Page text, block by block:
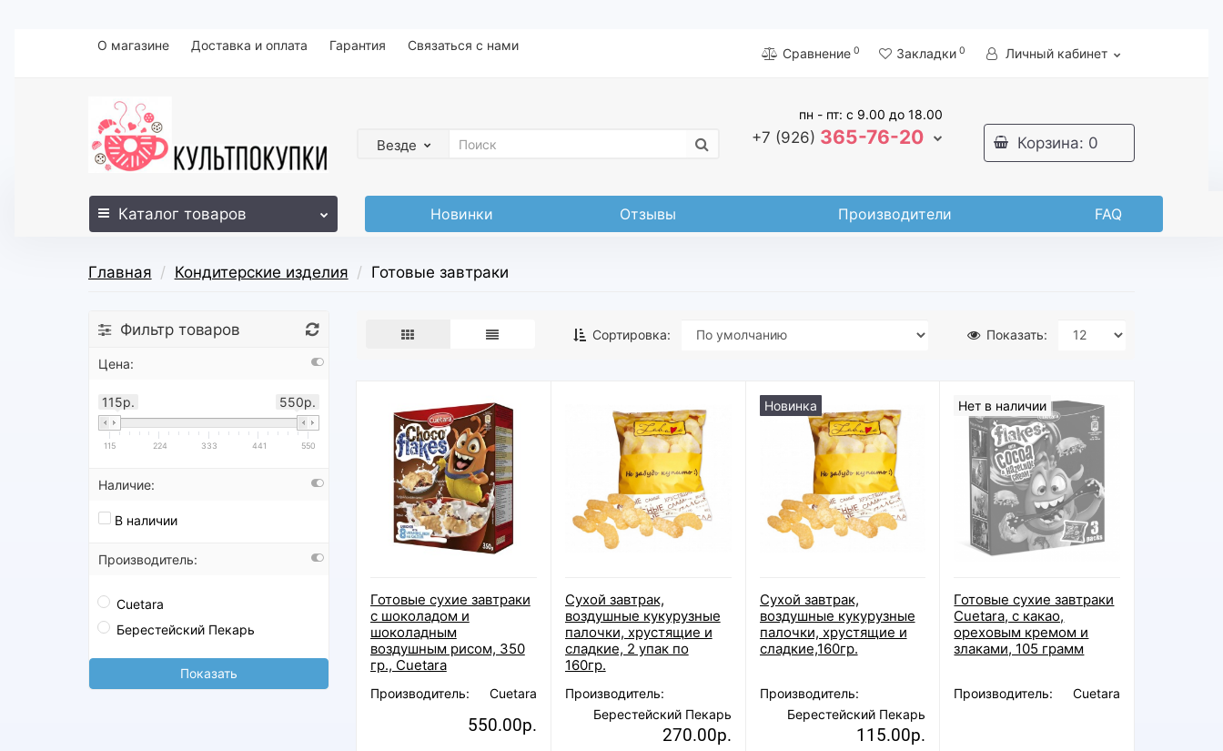
О магазине Доставка и оплата Гарантия Связаться с нами
Сравнение 0 Закладки 0 Личный кабинет
Везде
пн - пт: с 9.00 до 18.00
+7 (926) 365-76-20 Корзина: 0
Каталог товаров Новинки Отзывы Производители FAQ
Главная Кондитерские изделия Готовые завтраки
Фильтр товаров
Цена:
115р. 550р.
115 224 333 441 550
Наличие:
В наличии
Производитель:
Cuetara
Берестейский Пекарь
Показать
Сортировка: Показать:
Готовые сухие завтраки
с шоколадом и
шоколадным
воздушным рисом, 350
гр., Cuetara
Производитель: Cuetara
550.00р.
Сухой завтрак,
воздушные кукурузные
палочки, хрустящие и
сладкие, 2 упак по
160гр.
Производитель:
Берестейский Пекарь
270.00р.
Новинка
Сухой завтрак,
воздушные кукурузные
палочки, хрустящие и
сладкие,160гр.
Производитель:
Берестейский Пекарь
115.00р.
Нет в наличии
Готовые сухие завтраки
Cuetara, с какао,
ореховым кремом и
злаками, 105 грамм
Производитель: Cuetara